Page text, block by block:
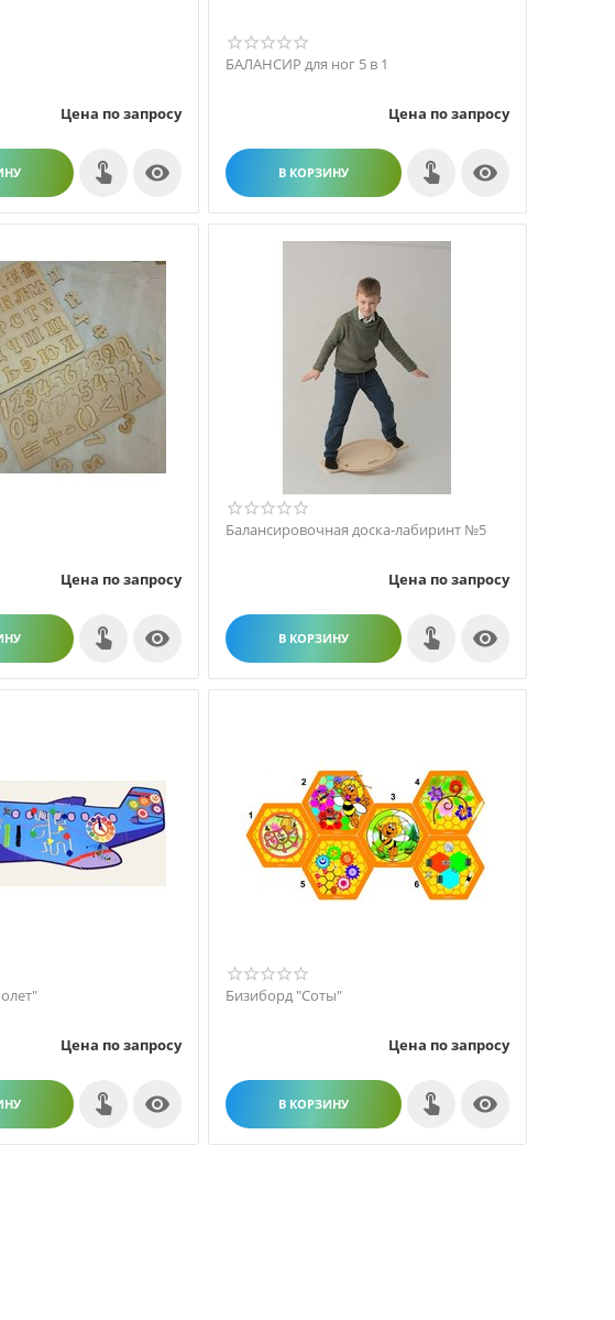
Цена по запросу

БАЛАНСИР для ног 5 в 1
Цена по запросу
В КОРЗИНУ 
Цена по запросу

Балансировочная доска-лабиринт №5
Цена по запросу
В КОРЗИНУ 
Цена по запросу

Бизиборд "Соты"
Цена по запросу
В КОРЗИНУ 